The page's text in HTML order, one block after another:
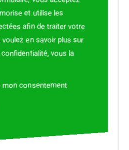
et utilise les
afin de traiter votre
voulez en savoir plus sur
vous la
mon consentement